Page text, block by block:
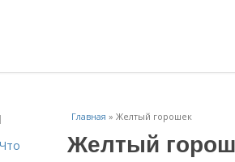
Главная » Желтый горошек
Желтый